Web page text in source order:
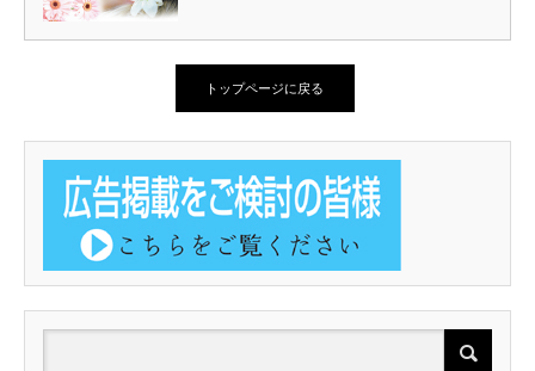
トップページに戻る